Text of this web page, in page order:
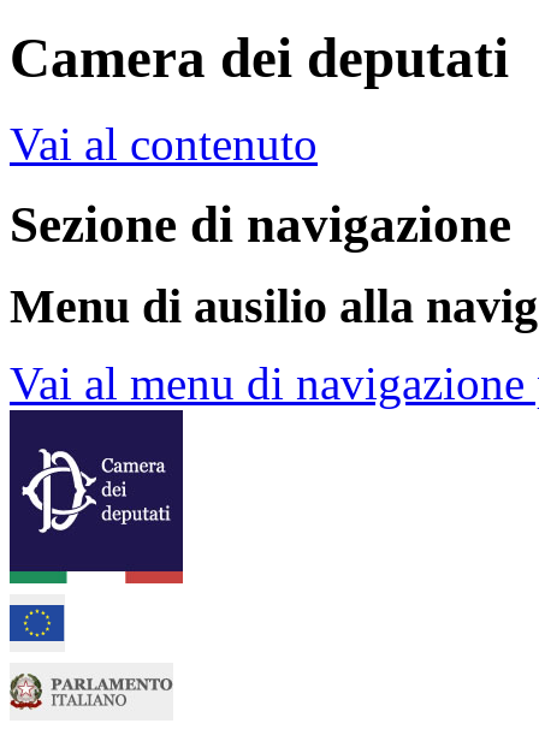
Camera dei deputati
Vai al contenuto
Sezione di navigazione
Menu di ausilio alla
Vai al menu di